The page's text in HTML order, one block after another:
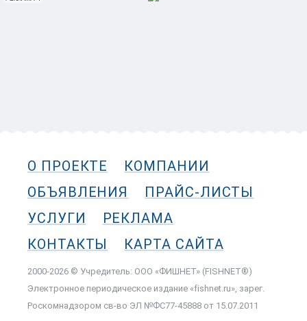
О ПРОЕКТЕ
КОМПАНИИ
ОБЪЯВЛЕНИЯ
ПРАЙС-ЛИСТЫ
УСЛУГИ
РЕКЛАМА
КОНТАКТЫ
КАРТА САЙТА
2000-2026 © Учредитель: ООО «ФИШНЕТ» (FISHNET®)
Электронное периодическое издание «fishnet.ru», зарег.
Роскомнадзором cв-во ЭЛ №ФС77-45888 от 15.07.2011